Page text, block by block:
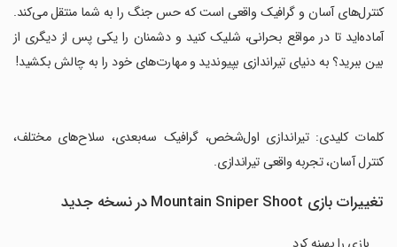
کنترل‌های آسان و گرافیک واقعی است که حس جنگ را به شما منتقل می‌کند.
آماده‌اید تا در مواقع بحرانی، شلیک کنید و دشمنان را یکی پس از دیگری از
بین ببرید؟ به دنیای تیراندازی بپیوندید و مهارت‌های خود را به چالش بکشید!
‏کلمات کلیدی: تیراندازی اول‌شخص، گرافیک سه‌بعدی، سلاح‌های مختلف،
کنترل آسان، تجربه واقعی تیراندازی.
تغییرات بازی Mountain Sniper Shoot در نسخه جدید